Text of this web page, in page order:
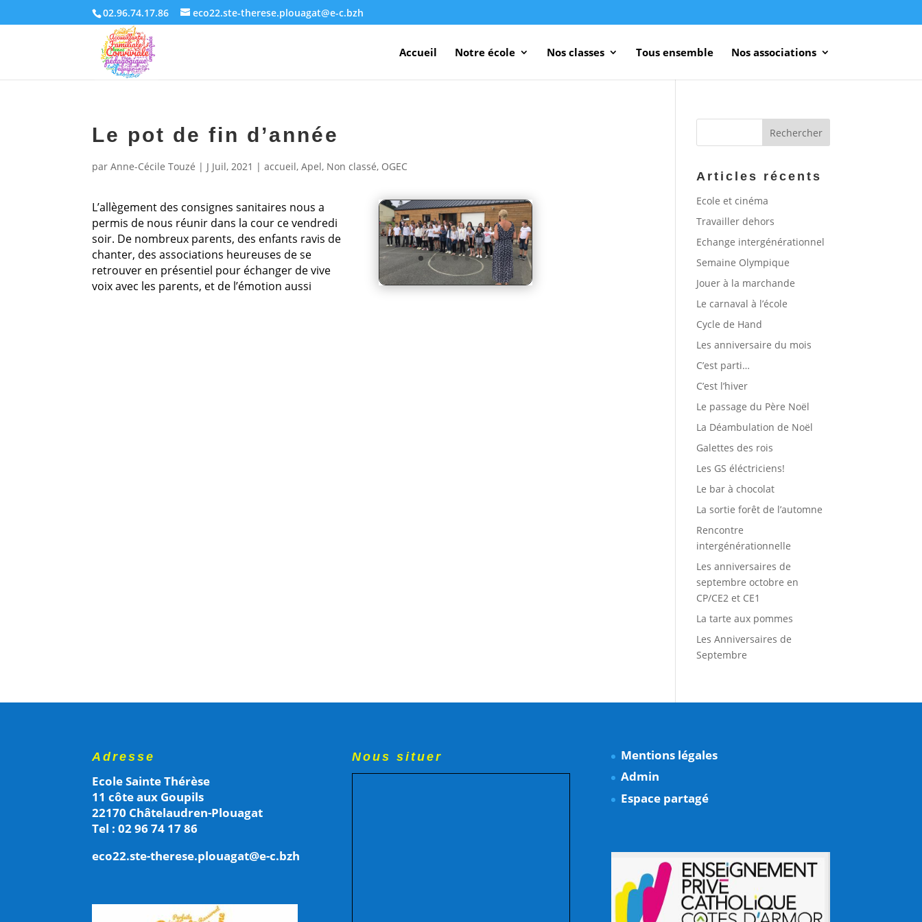
02.96.74.17.86 eco22.ste-therese.plouagat@e-c.bzh
Accueil Notre école Nos classes Tous ensemble Nos associations
Le pot de fin d’année
parAnne-Cécile Touzé | J Juil, 2021 |accueil,Apel, Non classé, OGEC
L’allègement des consignes sanitaires nous a
permis de nous réunir dans la cour ce vendredi
soir. De nombreux parents, des enfants ravis de
chanter, des associations heureuses de se
retrouver en présentiel pour échanger de vive
voix avec les parents, et de l’émotion aussi
Articles récents
Ecole et cinéma
Travailler dehors
Echange intergénérationnel
Semaine Olympique
Jouer à la marchande
Le carnaval à l’école
Cycle de Hand
Les anniversaire du mois
C’est parti…
C’est l’hiver
Le passage du Père Noël
La Déambulation de Noël
Galettes des rois
Les GS éléctriciens!
Le bar à chocolat
La sortie forêt de l’automne
Rencontre
intergénérationnelle
Les anniversaires de
septembre octobre en
CP/CE2 et CE1
La tarte aux pommes
Les Anniversaires de
Septembre
Adresse
Ecole Sainte Thérèse
11 côte aux Goupils
22170 Châtelaudren-Plouagat
Tel : 02 96 74 17 86
eco22.ste-therese.plouagat@e-c.bzh
Nous situer
Mentions légales
Admin
Espace partagé